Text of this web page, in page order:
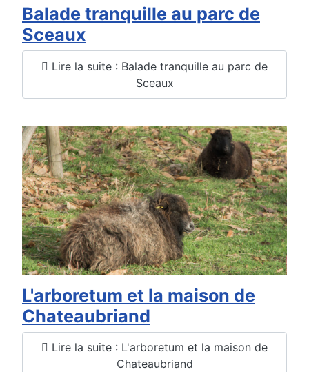
Balade tranquille au parc de
Sceaux
Lire la suite : Balade tranquille au parc de
Sceaux
L'arboretum et la maison de
Chateaubriand
Lire la suite : L'arboretum et la maison de
Chateaubriand